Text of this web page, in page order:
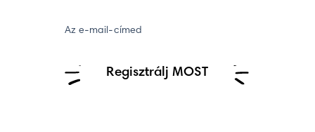
Az e-mail-címed
Regisztrálj MOST